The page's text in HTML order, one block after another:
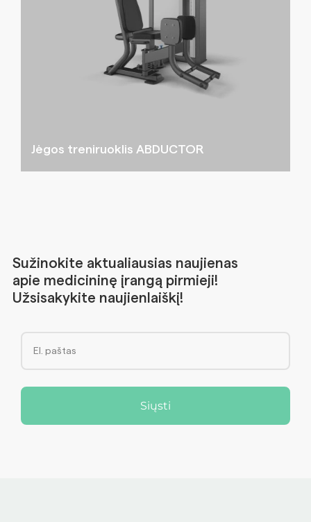
Jėgos treniruoklis ABDUCTOR
Sužinokite aktualiausias naujienas
apie medicininę įrangą pirmieji!
Užsisakykite naujienlaiškį!
Siųsti